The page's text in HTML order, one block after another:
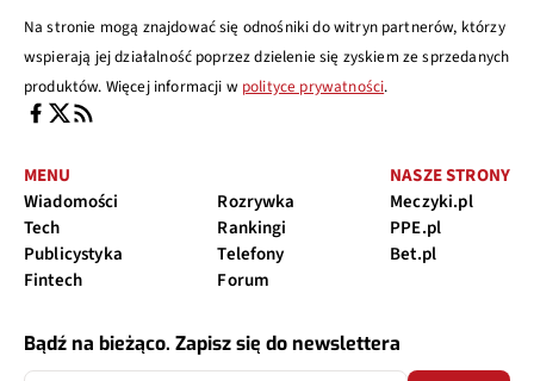
Na stronie mogą znajdować się odnośniki do witryn partnerów, którzy
wspierają jej działalność poprzez dzielenie się zyskiem ze sprzedanych
produktów. Więcej informacji w polityce prywatności.
MENU
Wiadomości
Tech
Publicystyka
Fintech
Rozrywka
Rankingi
Telefony
Forum
NASZE STRONY
Meczyki.pl
PPE.pl
Bet.pl
Bądź na bieżąco. Zapisz się do newslettera